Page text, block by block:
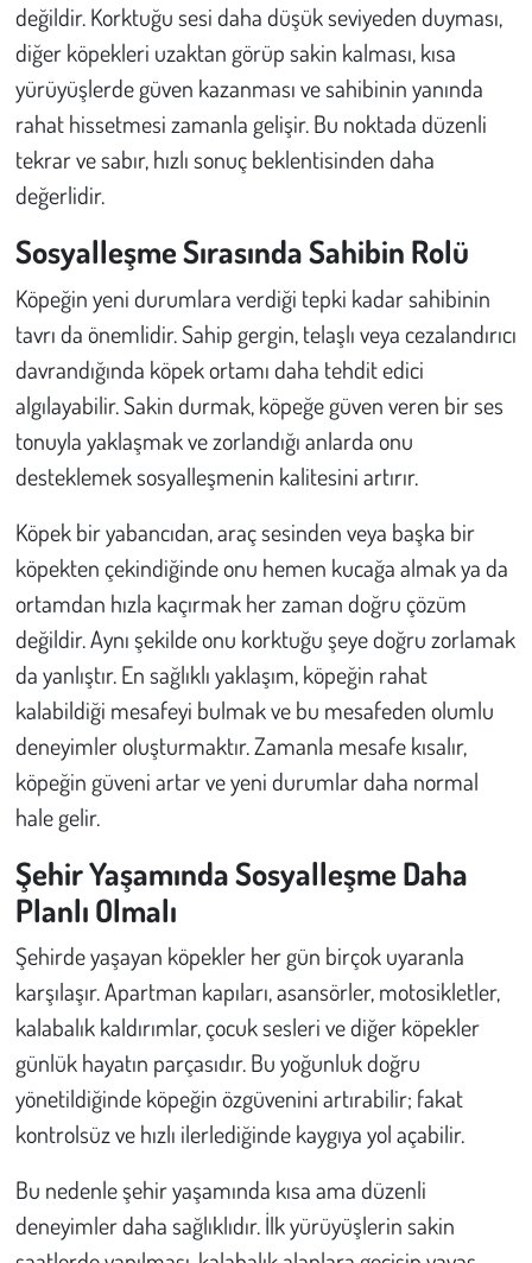
değildir. Korktuğu sesi daha düşük seviyeden duyması,
diğer köpekleri uzaktan görüp sakin kalması, kısa
yürüyüşlerde güven kazanması ve sahibinin yanında
rahat hissetmesi zamanla gelişir. Bu noktada düzenli
tekrar ve sabır, hızlı sonuç beklentisinden daha
değerlidir.
Sosyalleşme Sırasında Sahibin Rolü
Köpeğin yeni durumlara verdiği tepki kadar sahibinin
tavrı da önemlidir. Sahip gergin, telaşlı veya cezalandırıcı
davrandığında köpek ortamı daha tehdit edici
algılayabilir. Sakin durmak, köpeğe güven veren bir ses
tonuyla yaklaşmak ve zorlandığı anlarda onu
desteklemek sosyalleşmenin kalitesini artırır.
Köpek bir yabancıdan, araç sesinden veya başka bir
köpekten çekindiğinde onu hemen kucağa almak ya da
ortamdan hızla kaçırmak her zaman doğru çözüm
değildir. Aynı şekilde onu korktuğu şeye doğru zorlamak
da yanlıştır. En sağlıklı yaklaşım, köpeğin rahat
kalabildiği mesafeyi bulmak ve bu mesafeden olumlu
deneyimler oluşturmaktır. Zamanla mesafe kısalır,
köpeğin güveni artar ve yeni durumlar daha normal
hale gelir.
Şehir Yaşamında Sosyalleşme Daha
Planlı Olmalı
Şehirde yaşayan köpekler her gün birçok uyaranla
karşılaşır. Apartman kapıları, asansörler, motosikletler,
kalabalık kaldırımlar, çocuk sesleri ve diğer köpekler
günlük hayatın parçasıdır. Bu yoğunluk doğru
yönetildiğinde köpeğin özgüvenini artırabilir; fakat
kontrolsüz ve hızlı ilerlediğinde kaygıya yol açabilir.
Bu nedenle şehir yaşamında kısa ama düzenli
deneyimler daha sağlıklıdır. İlk yürüyüşlerin sakin